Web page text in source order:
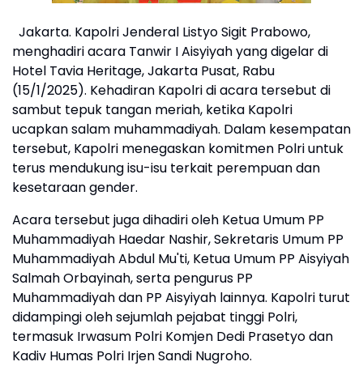
Jakarta. Kapolri Jenderal Listyo Sigit Prabowo,
menghadiri acara Tanwir I Aisyiyah yang digelar di
Hotel Tavia Heritage, Jakarta Pusat, Rabu
(15/1/2025). Kehadiran Kapolri di acara tersebut di
sambut tepuk tangan meriah, ketika Kapolri
ucapkan salam muhammadiyah. Dalam kesempatan
tersebut, Kapolri menegaskan komitmen Polri untuk
terus mendukung isu-isu terkait perempuan dan
kesetaraan gender.
Acara tersebut juga dihadiri oleh Ketua Umum PP
Muhammadiyah Haedar Nashir, Sekretaris Umum PP
Muhammadiyah Abdul Mu'ti, Ketua Umum PP Aisyiyah
Salmah Orbayinah, serta pengurus PP
Muhammadiyah dan PP Aisyiyah lainnya. Kapolri turut
didampingi oleh sejumlah pejabat tinggi Polri,
termasuk Irwasum Polri Komjen Dedi Prasetyo dan
Kadiv Humas Polri Irjen Sandi Nugroho.